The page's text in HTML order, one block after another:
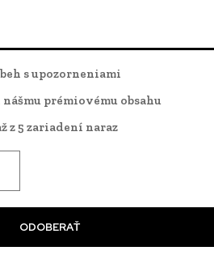
s upozorneniami
prémiovému obsahu
z 5 zariadení naraz
ODOBERAŤ